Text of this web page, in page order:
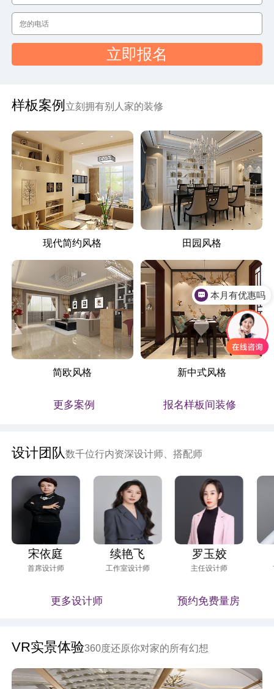
立即报名
样板案例 立刻拥有别人家的装修
现代简约风格 田园风格
简欧风格 新中式风格
更多案例 报名样板间装修
设计团队数千位行内资深设计师、搭配师
宋依庭
首席设计师
续艳飞
工作室设计师
罗玉姣
主任设计师
更多设计师 预约免费量房
VR实景体验360度还原你对家的所有幻想
本月有优惠吗